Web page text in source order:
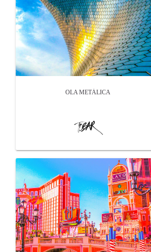
OLA METÁLICA